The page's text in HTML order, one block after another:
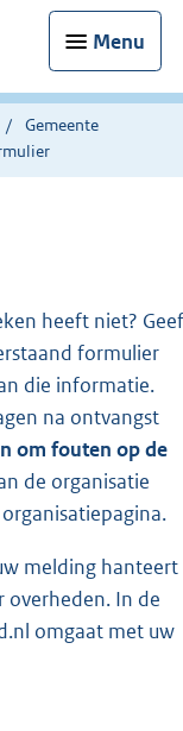
Menu
Gemeente
heeft niet? Geef
formulier
die informatie.
na ontvangst
om fouten op de
de organisatie
melding hanteert
overheden. In de
omgaat met uw